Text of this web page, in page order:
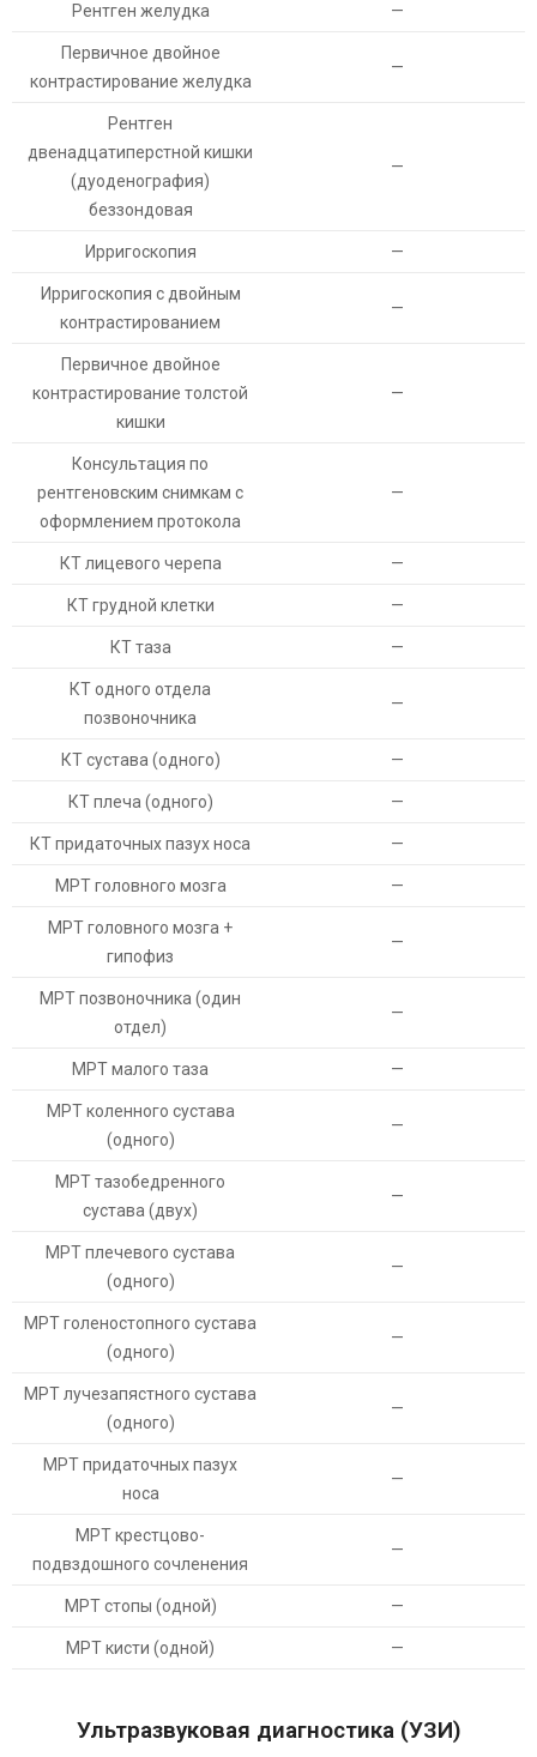
Рентген желудка —
Первичное двойное
контрастирование желудка
—
Рентген
двенадцатиперстной кишки
(дуоденография)
беззондовая
—
Ирригоскопия —
Ирригоскопия с двойным
контрастированием
—
Первичное двойное
контрастирование толстой
кишки
—
Консультация по
рентгеновским снимкам с
оформлением протокола
—
КТ лицевого черепа —
КТ грудной клетки —
КТ таза —
КТ одного отдела
позвоночника
—
КТ сустава (одного) —
КТ плеча (одного) —
КТ придаточных пазух носа —
МРТ головного мозга —
МРТ головного мозга +
гипофиз
—
МРТ позвоночника (один
отдел)
—
МРТ малого таза —
МРТ коленного сустава
(одного)
—
МРТ тазобедренного
сустава (двух)
—
МРТ плечевого сустава
(одного)
—
МРТ голеностопного сустава
(одного)
—
МРТ лучезапястного сустава
(одного)
—
МРТ придаточных пазух
носа
—
МРТ крестцово-
подвздошного сочленения
—
МРТ стопы (одной) —
МРТ кисти (одной) —
Ультразвуковая диагностика (УЗИ)